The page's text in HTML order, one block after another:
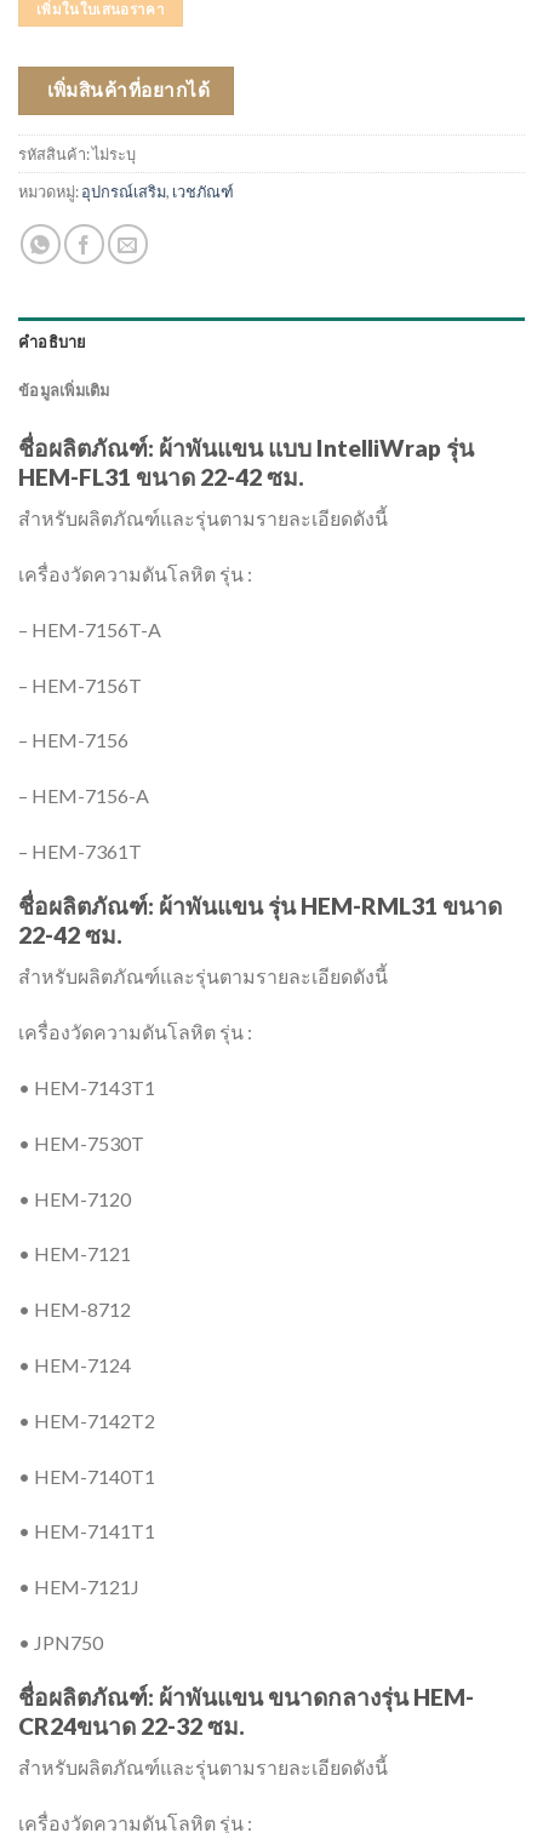
เพิ่มในใบเสนอราคา
เพิ่มสินค้าที่อยากได้
รหัสสินค้า:ไม่ระบุ
หมวดหมู่:อุปกรณ์เสริม, เวชภัณฑ์
คำอธิบาย
ข้อมูลเพิ่มเติม
ชื่อผลิตภัณฑ์: ผ้าพันแขน แบบ IntelliWrap รุ่น
HEM-FL31 ขนาด 22-42 ซม.
สำหรับผลิตภัณฑ์และรุ่นตามรายละเอียดดังนี้
เครื่องวัดความดันโลหิต รุ่น :
– HEM-7156T-A
– HEM-7156T
– HEM-7156
– HEM-7156-A
– HEM-7361T
ชื่อผลิตภัณฑ์: ผ้าพันแขน รุ่น HEM-RML31 ขนาด
22-42 ซม.
สำหรับผลิตภัณฑ์และรุ่นตามรายละเอียดดังนี้
เครื่องวัดความดันโลหิต รุ่น :
• HEM-7143T1
• HEM-7530T
• HEM-7120
• HEM-7121
• HEM-8712
• HEM-7124
• HEM-7142T2
• HEM-7140T1
• HEM-7141T1
• HEM-7121J
• JPN750
ชื่อผลิตภัณฑ์: ผ้าพันแขน ขนาดกลางรุ่น HEM-
CR24ขนาด 22-32 ซม.
สำหรับผลิตภัณฑ์และรุ่นตามรายละเอียดดังนี้
เครื่องวัดความดันโลหิต รุ่น :